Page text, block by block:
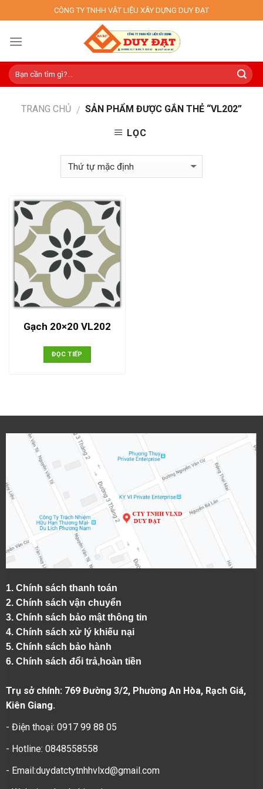
to
content
CÔNG TY TNHH VẬT LIỆU XÂY DỰNG DUY ĐẠT
TRANG CHỦ / SẢN PHẨM ĐƯỢC GẮN THẺ “VL202”
LỌC
Gạch 20×20 VL202
ĐỌC TIẾP
1. Chính sách thanh toán
2. Chính sách vận chuyển
3. Chính sách bảo mật thông tin
4. Chính sách xử lý khiếu nại
5. Chính sách bảo hành
6. Chính sách đổi trả,hoàn tiền
Trụ sở chính: 769 Đường 3/2, Phường An Hòa, Rạch Giá,
Kiên Giang.
- Điện thoại: 0917 99 88 05
- Hotline: 0848558558
- Email:duydatctytnhhvlxd@gmail.com